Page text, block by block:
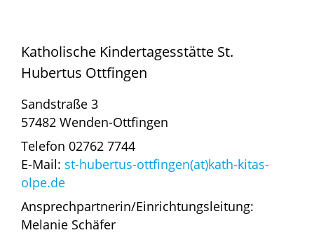
Katholische Kindertagesstätte St.
Hubertus Ottfingen
Sandstraße 3
57482 Wenden-Ottfingen
Telefon 02762 7744
E-Mail: st-hubertus-ottfingen(at)kath-kitas-
olpe.de
Ansprechpartnerin/Einrichtungsleitung:
Melanie Schäfer